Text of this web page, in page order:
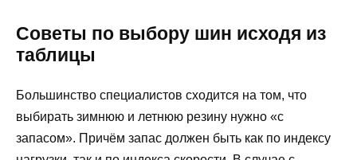
Советы по выбору шин исходя из
таблицы
Большинство специалистов сходится на том, что
выбирать зимнюю и летнюю резину нужно «с
запасом». Причём запас должен быть как по индексу